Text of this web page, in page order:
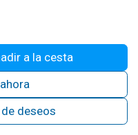
a la cesta
deseos